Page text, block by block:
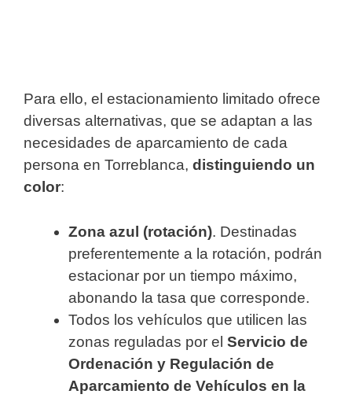
Para ello, el estacionamiento limitado ofrece
diversas alternativas, que se adaptan a las
necesidades de aparcamiento de cada
persona en Torreblanca, distinguiendo un
color:
Zona azul (rotación). Destinadas
preferentemente a la rotación, podrán
estacionar por un tiempo máximo,
abonando la tasa que corresponde.
Todos los vehículos que utilicen las
zonas reguladas por el Servicio de
Ordenación y Regulación de
Aparcamiento de Vehículos en la